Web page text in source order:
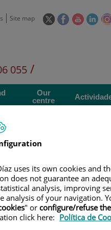
Site map
This
pop-
window.
This
pop-
up
window.
This
pop-
up
window.
This
up
055/
Our
centre
usuario900 301 013
uses its own cookies and
does not guarantee an
analysis, improving
of your navigation.
" or configure/refuse
click here: Política de